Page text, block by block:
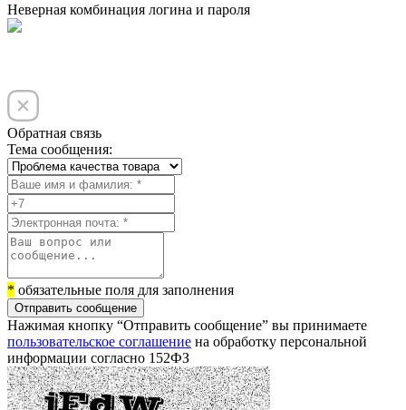
Неверная комбинация логина и пароля
Обратная связь
Тема сообщения:
* обязательные поля для заполнения
Отправить сообщение
Нажимая кнопку “Отправить сообщение” вы принимаете
пользовательское соглашение на обработку персональной
информации согласно 152ФЗ